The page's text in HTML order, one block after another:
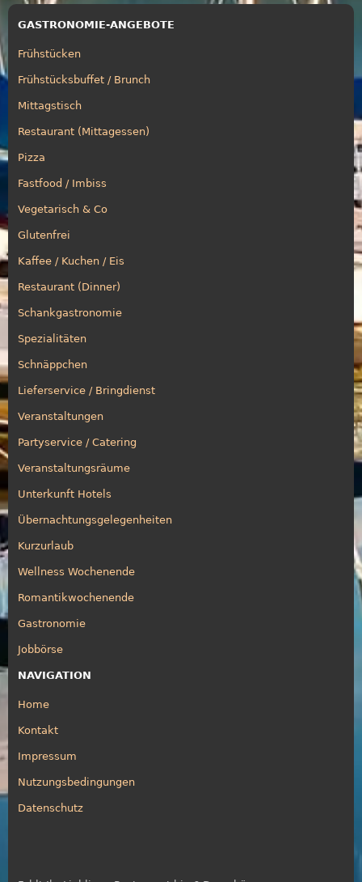
GASTRONOMIE-ANGEBOTE
Frühstücken
Frühstücksbuffet / Brunch
Mittagstisch
Restaurant (Mittagessen)
Pizza
Fastfood / Imbiss
Vegetarisch & Co
Glutenfrei
Kaffee / Kuchen / Eis
Restaurant (Dinner)
Schankgastronomie
Spezialitäten
Schnäppchen
Lieferservice / Bringdienst
Veranstaltungen
Partyservice / Catering
Veranstaltungsräume
Unterkunft Hotels
Übernachtungsgelegenheiten
Kurzurlaub
Wellness Wochenende
Romantikwochenende
Gastronomie
Jobbörse
NAVIGATION
Home
Kontakt
Impressum
Nutzungsbedingungen
Datenschutz